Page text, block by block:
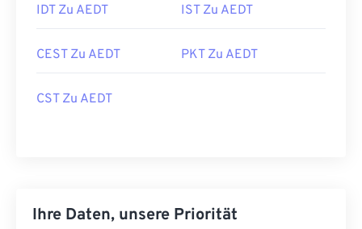
IDT Zu AEDT IST Zu AEDT
CEST Zu AEDT PKT Zu AEDT
CST Zu AEDT
Ihre Daten, unsere Priorität